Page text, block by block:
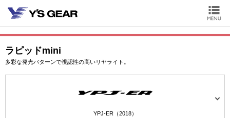
ラピッドmini
多彩な発光パターンで視認性の高いリヤライト。
YPJ-ER（2018）